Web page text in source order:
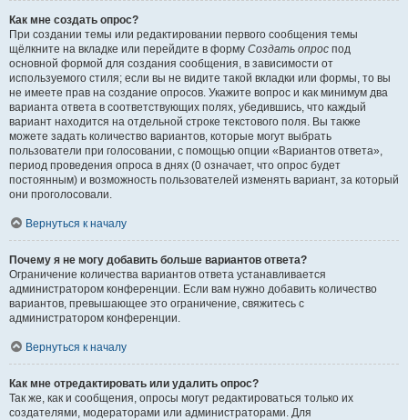
Как мне создать опрос?
При создании темы или редактировании первого сообщения темы
щёлкните на вкладке или перейдите в форму Создать опрос под
основной формой для создания сообщения, в зависимости от
используемого стиля; если вы не видите такой вкладки или формы, то вы
не имеете прав на создание опросов. Укажите вопрос и как минимум два
варианта ответа в соответствующих полях, убедившись, что каждый
вариант находится на отдельной строке текстового поля. Вы также
можете задать количество вариантов, которые могут выбрать
пользователи при голосовании, с помощью опции «Вариантов ответа»,
период проведения опроса в днях (0 означает, что опрос будет
постоянным) и возможность пользователей изменять вариант, за который
они проголосовали.
Вернуться к началу
Почему я не могу добавить больше вариантов ответа?
Ограничение количества вариантов ответа устанавливается
администратором конференции. Если вам нужно добавить количество
вариантов, превышающее это ограничение, свяжитесь с
администратором конференции.
Вернуться к началу
Как мне отредактировать или удалить опрос?
Так же, как и сообщения, опросы могут редактироваться только их
создателями, модераторами или администраторами. Для